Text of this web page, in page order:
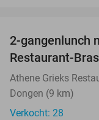
NEW
TODAY
2-gangenlunch
Restaurant-
Athene Grieks
Dongen (9 km)
Verkocht: 28